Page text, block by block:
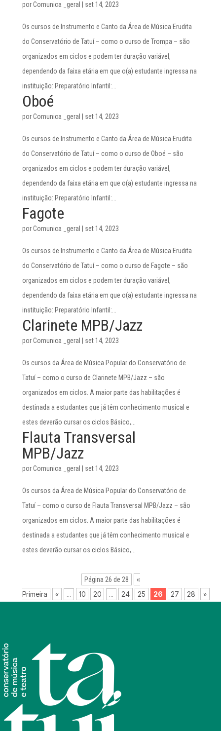
porComunica _geral set 14, 2023
Os cursos de Instrumento e Canto da Área de Música Erudita
do Conservatório de Tatuí – como o curso de Trompa – são
organizados em ciclos e podem ter duração variável,
dependendo da faixa etária em que o(a) estudante ingressa na
instituição: Preparatório Infantil:...
Oboé
porComunica _geral set 14, 2023
Os cursos de Instrumento e Canto da Área de Música Erudita
do Conservatório de Tatuí – como o curso de Oboé – são
organizados em ciclos e podem ter duração variável,
dependendo da faixa etária em que o(a) estudante ingressa na
instituição: Preparatório Infantil:...
Fagote
porComunica _geral set 14, 2023
Os cursos de Instrumento e Canto da Área de Música Erudita
do Conservatório de Tatuí – como o curso de Fagote – são
organizados em ciclos e podem ter duração variável,
dependendo da faixa etária em que o(a) estudante ingressa na
instituição: Preparatório Infantil:...
Clarinete MPB/Jazz
porComunica _geral set 14, 2023
Os cursos da Área de Música Popular do Conservatório de
Tatuí – como o curso de Clarinete MPB/Jazz – são
organizados em ciclos. A maior parte das habilitações é
destinada a estudantes que já têm conhecimento musical e
estes deverão cursar os ciclos Básico,...
Flauta Transversal
MPB/Jazz
porComunica _geral set 14, 2023
Os cursos da Área de Música Popular do Conservatório de
Tatuí – como o curso de Flauta Transversal MPB/Jazz – são
organizados em ciclos. A maior parte das habilitações é
destinada a estudantes que já têm conhecimento musical e
estes deverão cursar os ciclos Básico,...
Página 26 de 28
«
Primeira
« 10 20 24 25 26 27 28 »